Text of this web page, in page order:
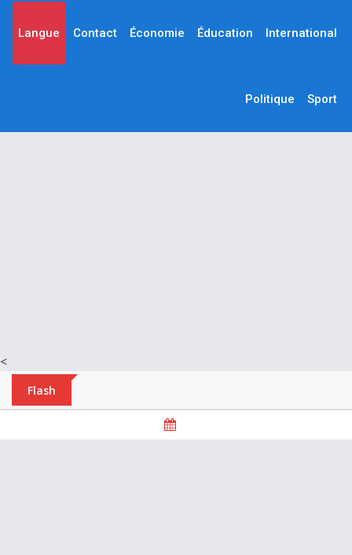
<
Langue Contact Économie Éducation International
Politique Sport
Flash